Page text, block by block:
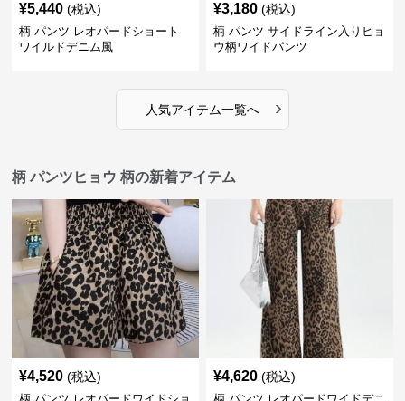
¥5,440 (税込)
柄 パンツ レオパードショート
ワイルドデニム風
¥3,180 (税込)
柄 パンツ サイドライン入りヒョ
ウ柄ワイドパンツ
人気アイテム一覧へ ›
柄 パンツヒョウ 柄の新着アイテム
¥4,520 (税込) ¥4,620 (税込)